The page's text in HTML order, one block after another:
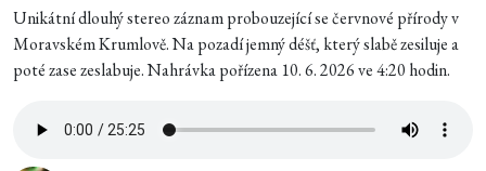
Unikátní dlouhý stereo záznam probouzející se červnové přírody v
Moravském Krumlově. Na pozadí jemný déšť, který slabě zesiluje a
poté zase zeslabuje. Nahrávka pořízena 10. 6. 2026 ve 4:20 hodin.